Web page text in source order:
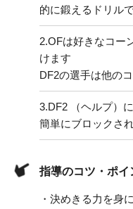
的に鍛えるドリル
2.OFは好きなコー
けます
DF2の選手は他の
3.DF2 （ヘルプ）
簡単にブロックさ
指導のコツ・ポイ
・決めきる力を身